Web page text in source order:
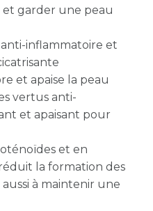
garder une peau
inflammatoire et
et apaise la peau
vertus anti-
et apaisant pour
et en
la formation des
à maintenir une